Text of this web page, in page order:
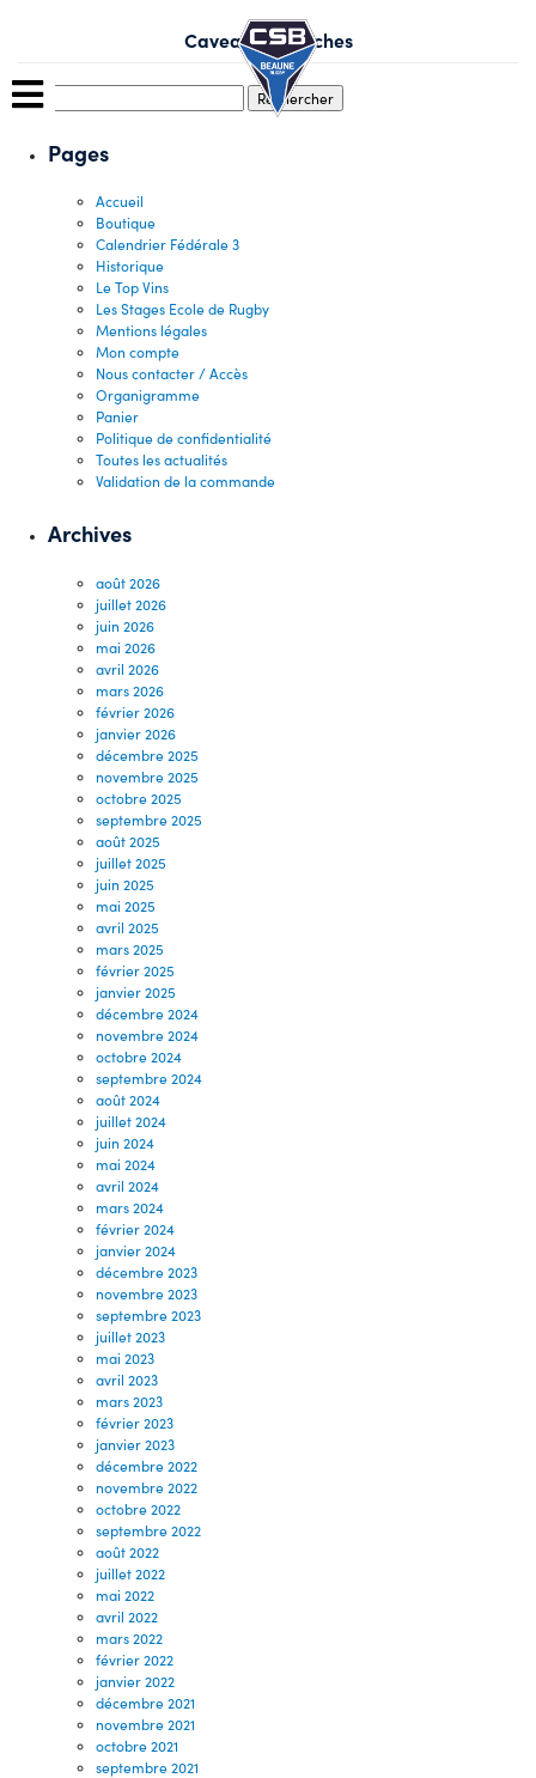
Caveau Des Arches
Pages
Accueil
Boutique
Calendrier Fédérale 3
Historique
Le Top Vins
Les Stages Ecole de Rugby
Mentions légales
Mon compte
Nous contacter / Accès
Organigramme
Panier
Politique de confidentialité
Toutes les actualités
Validation de la commande
Archives
août 2026
juillet 2026
juin 2026
mai 2026
avril 2026
mars 2026
février 2026
janvier 2026
décembre 2025
novembre 2025
octobre 2025
septembre 2025
août 2025
juillet 2025
juin 2025
mai 2025
avril 2025
mars 2025
février 2025
janvier 2025
décembre 2024
novembre 2024
octobre 2024
septembre 2024
août 2024
juillet 2024
juin 2024
mai 2024
avril 2024
mars 2024
février 2024
janvier 2024
décembre 2023
novembre 2023
septembre 2023
juillet 2023
mai 2023
avril 2023
mars 2023
février 2023
janvier 2023
décembre 2022
novembre 2022
octobre 2022
septembre 2022
août 2022
juillet 2022
mai 2022
avril 2022
mars 2022
février 2022
janvier 2022
décembre 2021
novembre 2021
octobre 2021
septembre 2021